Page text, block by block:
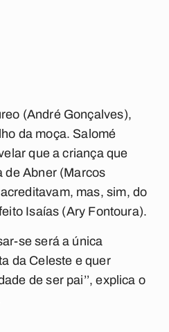
(André Gonçalves),
da moça. Salomé
que a criança que
de Abner (Marcos
mas, sim, do
Isaías (Ary Fontoura).
se será a única
da Celeste e quer
de ser pai’’, explica o